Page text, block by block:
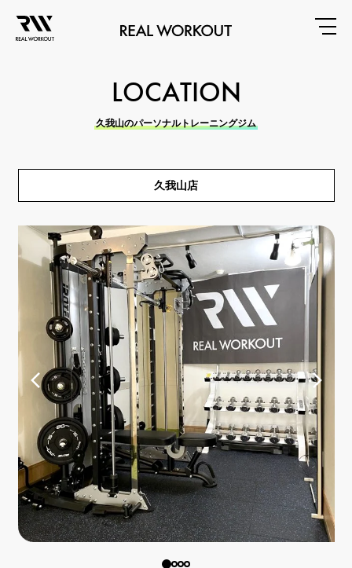
LOCATION
久我山のパーソナルトレーニングジム
久我山店